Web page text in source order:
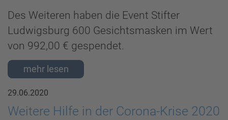
Des Weiteren haben die Event Stifter
Ludwigsburg 600 Gesichtsmasken im Wert
von 992,00 € gespendet.
Weitere Hilfe in der Corona-Krise 2020
29.06.2020